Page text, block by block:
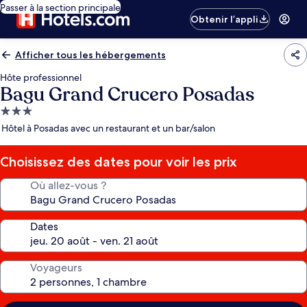
Passer à la section principale
Obtenir l’appli
Afficher tous les hébergements
Hôte professionnel
Bagu Grand Crucero Posadas
Hébergement
3.0 étoiles
Hôtel à Posadas avec un restaurant et un bar/salon
Choisissez des dates pour voir les prix
Où allez-vous ?
Dates
Voyageurs